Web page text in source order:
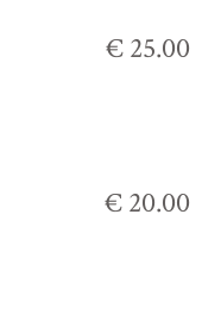
€ 25.00
€ 20.00